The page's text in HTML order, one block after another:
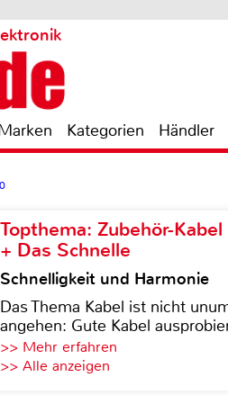
Kategorien Händler
Topthema: Zubehör-
+ Das Schnelle
Schnelligkeit und Harmonie
Das Thema Kabel ist nicht
angehen: Gute Kabel
>> Mehr erfahren
>> Alle anzeigen